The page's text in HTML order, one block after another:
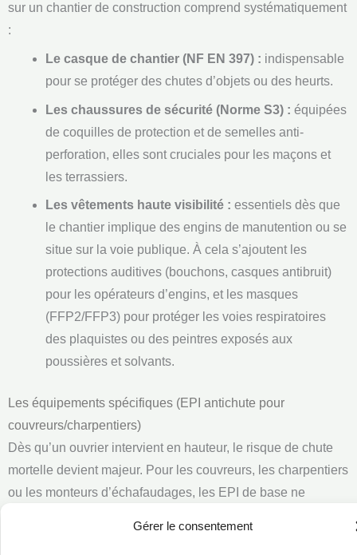
Gérer le consentement
sur un chantier de construction comprend systématiquement
:
Le casque de chantier (NF EN 397) : indispensable
pour se protéger des chutes d’objets ou des heurts.
Les chaussures de sécurité (Norme S3) : équipées
de coquilles de protection et de semelles anti-
perforation, elles sont cruciales pour les maçons et
les terrassiers.
Les vêtements haute visibilité : essentiels dès que
le chantier implique des engins de manutention ou se
situe sur la voie publique. À cela s’ajoutent les
protections auditives (bouchons, casques antibruit)
pour les opérateurs d’engins, et les masques
(FFP2/FFP3) pour protéger les voies respiratoires
des plaquistes ou des peintres exposés aux
poussières et solvants.
Les équipements spécifiques (EPI antichute pour
couvreurs/charpentiers)
Dès qu’un ouvrier intervient en hauteur, le risque de chute
mortelle devient majeur. Pour les couvreurs, les charpentiers
ou les monteurs d’échafaudages, les EPI de base ne